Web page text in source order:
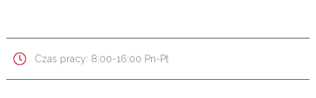
Czas pracy: 8:00-16:00 Pn-Pt